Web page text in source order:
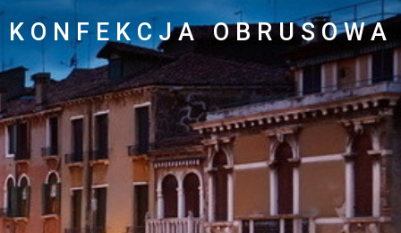
KONFEKCJA OBRUSOWA